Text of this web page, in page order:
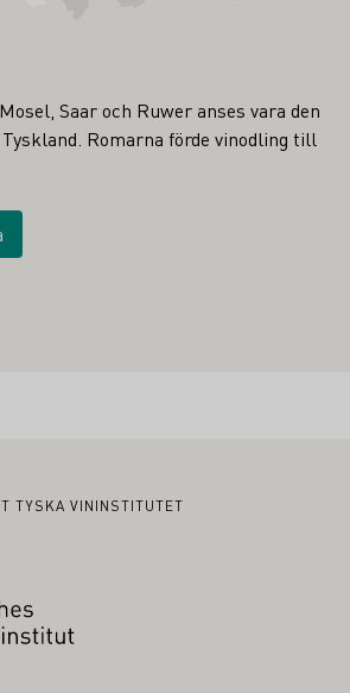
Saar och Ruwer anses vara den
Romarna förde vinodling till
TYSKA VININSTITUTET